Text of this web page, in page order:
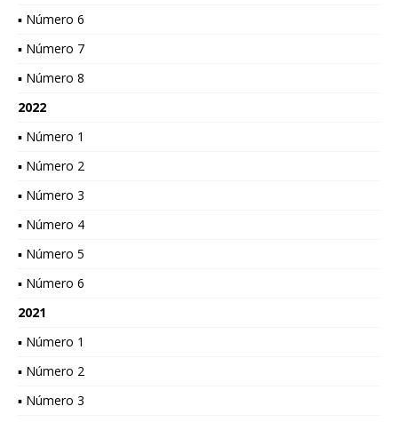
▪ Número 6
▪ Número 7
▪ Número 8
2022
▪ Número 1
▪ Número 2
▪ Número 3
▪ Número 4
▪ Número 5
▪ Número 6
2021
▪ Número 1
▪ Número 2
▪ Número 3